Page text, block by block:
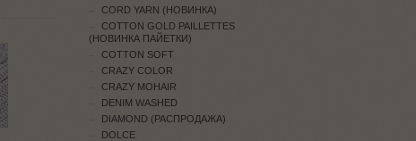
CORD YARN (НОВИНКА)
COTTON GOLD PAILLETTES
(НОВИНКА ПАЙЕТКИ)
COTTON SOFT
CRAZY COLOR
CRAZY MOHAIR
DENIM WASHED
DIAMOND (РАСПРОДАЖА)
DOLCE